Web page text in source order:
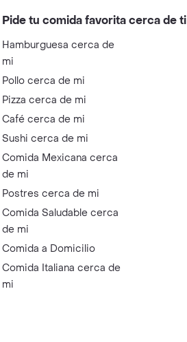
Pide tu comida favorita cerca de ti
Hamburguesa cerca de
mi
Pollo cerca de mi
Pizza cerca de mi
Café cerca de mi
Sushi cerca de mi
Comida Mexicana cerca
de mi
Postres cerca de mi
Comida Saludable cerca
de mi
Comida a Domicilio
Comida Italiana cerca de
mi